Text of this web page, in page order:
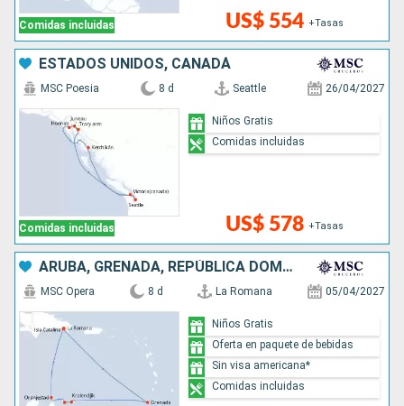
Comidas incluidas US$ 554 +Tasas
ESTADOS UNIDOS, CANADÁ
Comidas incluidas
MSC Poesia 8 d Seattle 26/04/2027
US$ 578 +Tasas
Niños Gratis
Comidas incluidas
ARUBA, GRENADA, REPÚBLICA DOMINICANA
MSC Opera 8 d La Romana 05/04/2027
Niños Gratis
Oferta en paquete de bebidas
Sin visa americana*
Comidas incluidas